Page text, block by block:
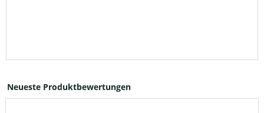
Neueste Produktbewertungen